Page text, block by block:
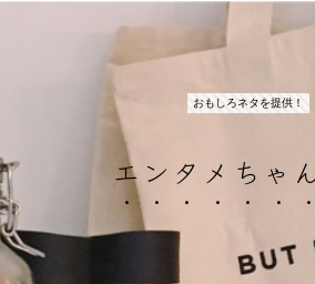
おもしろネタを提供！
エンタメちゃ